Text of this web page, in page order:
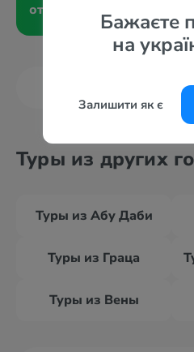
Бажаєте
на
Залишити як є
от 68906 грн
Показать
Туры из других
Туры из Абу Даби
Туры из Граца
Туры из Вены